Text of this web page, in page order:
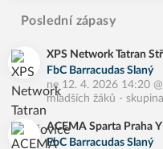
Poslední zápasy
XPS Network Tatran
FbC Barracudas Slaný
ne 12. 4. 2026 14:20 @
mladších žáků -
ACEMA Sparta Praha
FbC Barracudas Slaný